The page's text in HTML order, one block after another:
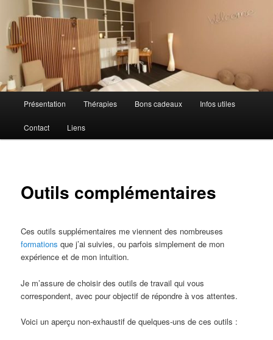
contenu
principalBienvenue chez éKilibre
principal
Présentation Thérapies Bons cadeaux Infos utiles
Contact Liens
Outils complémentaires
Ces outils supplémentaires me viennent des nombreuses
formations que j’ai suivies, ou parfois simplement de mon
expérience et de mon intuition.
Je m’assure de choisir des outils de travail qui vous
correspondent, avec pour objectif de répondre à vos attentes.
Voici un aperçu non-exhaustif de quelques-uns de ces outils :